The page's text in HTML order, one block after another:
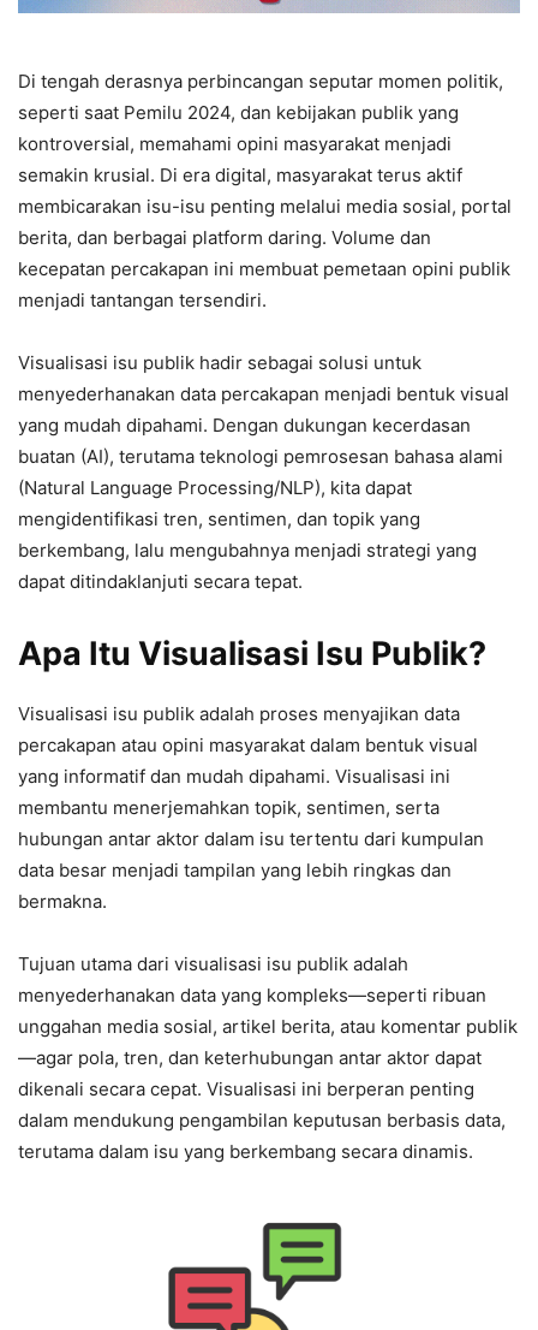
Di tengah derasnya perbincangan seputar momen politik,
seperti saat Pemilu 2024, dan kebijakan publik yang
kontroversial, memahami opini masyarakat menjadi
semakin krusial. Di era digital, masyarakat terus aktif
membicarakan isu-isu penting melalui media sosial, portal
berita, dan berbagai platform daring. Volume dan
kecepatan percakapan ini membuat pemetaan opini publik
menjadi tantangan tersendiri.
Visualisasi isu publik hadir sebagai solusi untuk
menyederhanakan data percakapan menjadi bentuk visual
yang mudah dipahami. Dengan dukungan kecerdasan
buatan (AI), terutama teknologi pemrosesan bahasa alami
(Natural Language Processing/NLP), kita dapat
mengidentifikasi tren, sentimen, dan topik yang
berkembang, lalu mengubahnya menjadi strategi yang
dapat ditindaklanjuti secara tepat.
Apa Itu Visualisasi Isu Publik?
Visualisasi isu publik adalah proses menyajikan data
percakapan atau opini masyarakat dalam bentuk visual
yang informatif dan mudah dipahami. Visualisasi ini
membantu menerjemahkan topik, sentimen, serta
hubungan antar aktor dalam isu tertentu dari kumpulan
data besar menjadi tampilan yang lebih ringkas dan
bermakna.
Tujuan utama dari visualisasi isu publik adalah
menyederhanakan data yang kompleks—seperti ribuan
unggahan media sosial, artikel berita, atau komentar publik
—agar pola, tren, dan keterhubungan antar aktor dapat
dikenali secara cepat. Visualisasi ini berperan penting
dalam mendukung pengambilan keputusan berbasis data,
terutama dalam isu yang berkembang secara dinamis.